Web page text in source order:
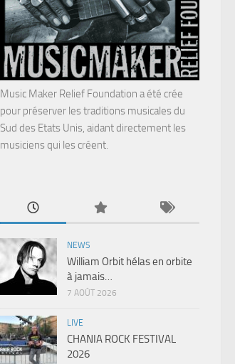
Music Maker Relief Foundation a été crée
pour préserver les traditions musicales du
Sud des Etats Unis, aidant directement les
musiciens qui les créent.
NEWS
William Orbit hélas en orbite
à jamais…
7 AOÛT 2026
LIVE
CHANIA ROCK FESTIVAL
2026